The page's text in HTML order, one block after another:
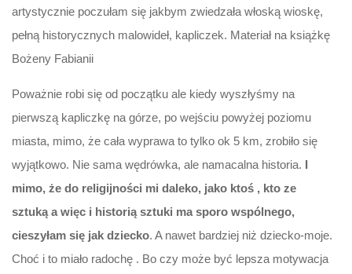
artystycznie poczułam się jakbym zwiedzała włoską wioskę,
pełną historycznych malowideł, kapliczek. Materiał na książkę
Bożeny Fabianii
Poważnie robi się od początku ale kiedy wyszłyśmy na
pierwszą kapliczkę na górze, po wejściu powyżej poziomu
miasta, mimo, że cała wyprawa to tylko ok 5 km, zrobiło się
wyjątkowo. Nie sama wędrówka, ale namacalna historia. I
mimo, że do religijności mi daleko, jako ktoś , kto ze
sztuką a więc i historią sztuki ma sporo wspólnego,
cieszyłam się jak dziecko. A nawet bardziej niż dziecko-moje.
Choć i to miało radochę . Bo czy może być lepsza motywacja